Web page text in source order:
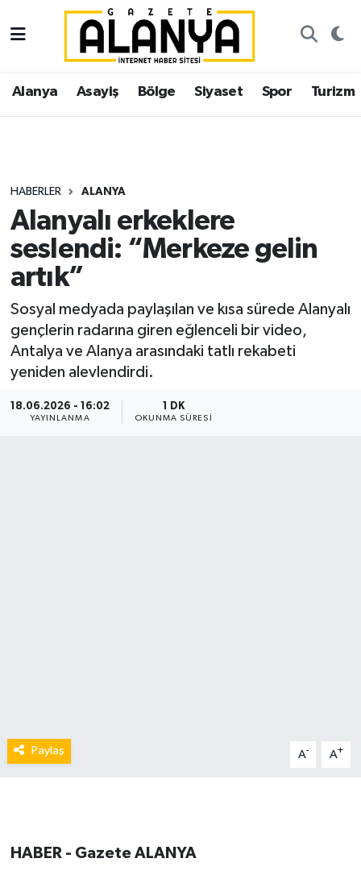
Alanya Asayiş Bölge Siyaset Spor Turizm
HABERLER ALANYA
Alanyalı erkeklere
seslendi: “Merkeze gelin
artık”
Sosyal medyada paylaşılan ve kısa sürede Alanyalı
gençlerin radarına giren eğlenceli bir video,
Antalya ve Alanya arasındaki tatlı rekabeti
yeniden alevlendirdi.
18.06.2026 - 16:02
YAYINLANMA
1 DK
OKUNMA SÜRESI
Paylaş A- A+
HABER - Gazete ALANYA
Alanya
Asayiş
Siyaset
Spor
Turizm
Ekonomi
Gazipaşa
İstanbul Nöbetçi Eczaneler
İstanbul Hava Durumu
Süper Lig Puan Durumu ve Fikstür
Tüm Manşetler
Son Dakika Haberleri
Haber Arşivi